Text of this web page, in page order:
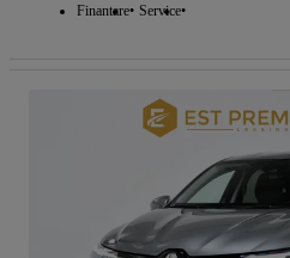
Finantare Service